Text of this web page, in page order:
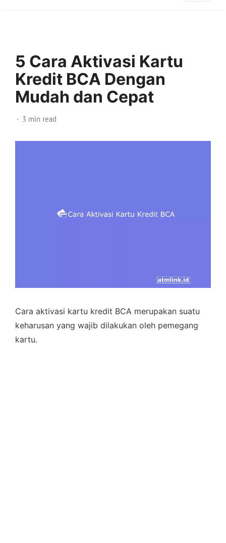
5 Cara Aktivasi Kartu
Kredit BCA Dengan
Mudah dan Cepat
3 min read
Cara aktivasi kartu kredit BCA merupakan suatu
keharusan yang wajib dilakukan oleh pemegang
kartu.